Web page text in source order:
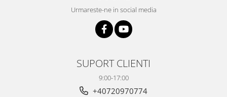
Urmareste-ne in social media
SUPORT CLIENTI
9:00-17:00
+40720970774